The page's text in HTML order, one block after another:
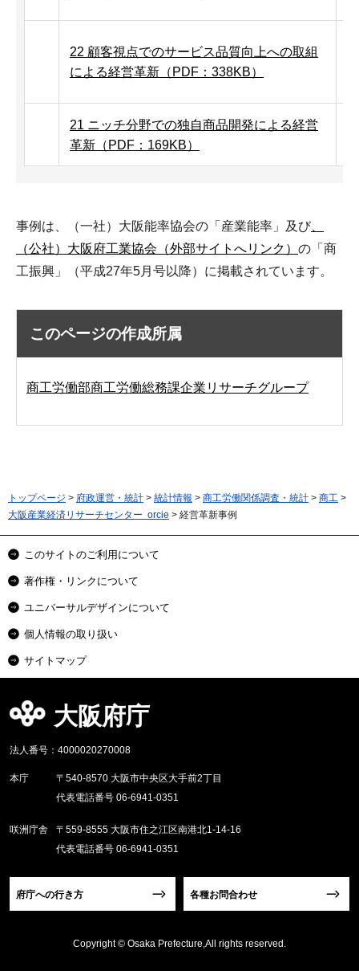
22 顧客視点でのサービス品質向上への取組
による経営革新（PDF：338KB）
21 ニッチ分野での独自商品開発による経営
革新（PDF：169KB）
事例は、（一社）大阪能率協会の「産業能率」及び、
（公社）大阪府工業協会（外部サイトへリンク） の「商
工振興」（平成27年5月号以降）に掲載されています。
このページの作成所属
商工労働部商工労働総務課企業リサーチグループ
トップページ > 府政運営・統計 > 統計情報 > 商工労働関係調査・統計 > 商工 >
大阪産業経済リサーチセンター orcie > 経営革新事例
このサイトのご利用について
著作権・リンクについて
ユニバーサルデザインについて
個人情報の取り扱い
サイトマップ
大阪府庁
法人番号：4000020270008
本庁
〒540-8570 大阪市中央区大手前2丁目
代表電話番号 06-6941-0351
咲洲庁舎
〒559-8555 大阪市住之江区南港北1-14-16
代表電話番号 06-6941-0351
府庁への行き方 各種お問合わせ
Copyright © Osaka Prefecture,All rights reserved.